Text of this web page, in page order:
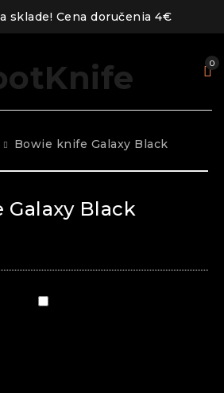
sklade! Cena doručenia 4€
0
Bowie knife Galaxy Black
Black